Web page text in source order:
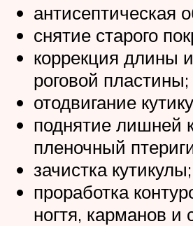
антисептическая
снятие старого
коррекция длины
роговой пластины;
отодвигание
поднятие лишней
пленочный
зачистка кутикулы;
проработка
ногтя, карманов и